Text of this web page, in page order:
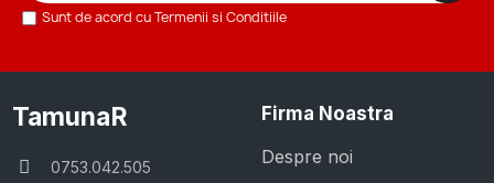
Sunt de acord cu Termenii si Conditiile
TamunaR
0753.042.505
Firma Noastra
Despre noi